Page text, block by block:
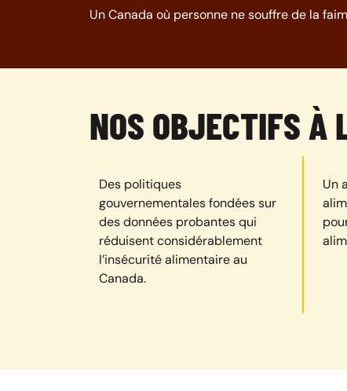
Un Canada où personne ne souffre de la faim
NOS OBJECTIFS À
Des politiques
gouvernementales fondées sur
des données probantes qui
réduisent considérablement
l’insécurité alimentaire au
Canada.
Un